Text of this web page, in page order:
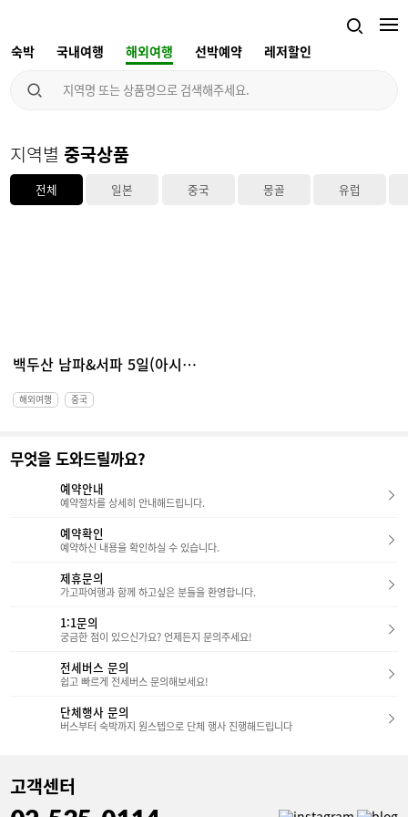
숙박 국내여행 해외여행 선박예약 레저할인
지역별중국상품
전체 일본 중국 몽골 유럽
백두산 남파&서파 5일(아시아나항공 - 대련 in, 장춘 out)
해외여행 중국
무엇을 도와드릴까요?
예약안내
예약절차를 상세히 안내해드립니다.
예약확인
예약하신 내용을 확인하실 수 있습니다.
제휴문의
가고파여행과 함께 하고싶은 분들을 환영합니다.
1:1문의
궁금한 점이 있으신가요? 언제든지 문의주세요!
전세버스 문의
쉽고 빠르게 전세버스 문의해보세요!
단체행사 문의
버스부터 숙박까지 원스텝으로 단체 행사 진행해드립니다
고객센터